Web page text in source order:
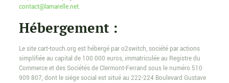
contact@lamarelle.net.
Hébergement :
Le site cart-touch.org est hébergé par o2switch, société par actions
simplifiée au capital de 100 000 euros, immatriculée au Registre du
Commerce et des Sociétés de Clermont-Ferrand sous le numéro 510
909 807, dont le siège social est situé au 222-224 Boulevard Gustave